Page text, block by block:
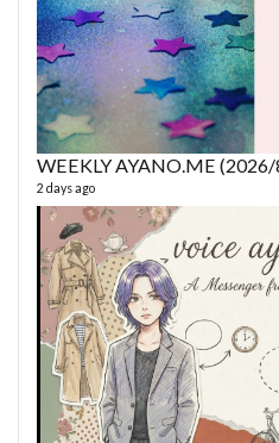
WEEKLY AYANO.ME
2 days ago